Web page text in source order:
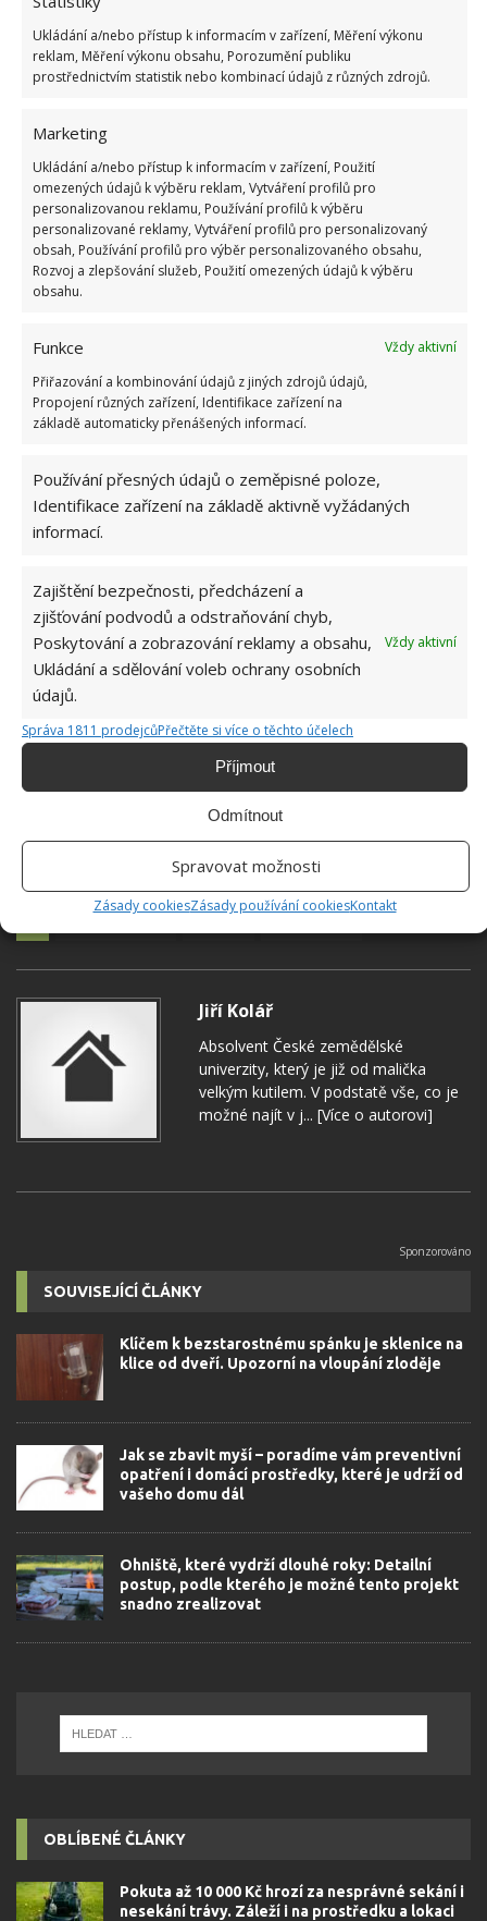
Ukládání a/nebo přístup k informacím v zařízení, Měření výkonu
reklam, Měření výkonu obsahu, Porozumění publiku
prostřednictvím statistik nebo kombinací údajů z různých zdrojů.
Marketing
Ukládání a/nebo přístup k informacím v zařízení, Použití
omezených údajů k výběru reklam, Vytváření profilů pro
personalizovanou reklamu, Používání profilů k výběru
personalizované reklamy, Vytváření profilů pro personalizovaný
obsah, Používání profilů pro výběr personalizovaného obsahu,
Rozvoj a zlepšování služeb, Použití omezených údajů k výběru
obsahu.
Funkce
Vždy aktivní
Přiřazování a kombinování údajů z jiných zdrojů údajů,
Propojení různých zařízení, Identifikace zařízení na
základě automaticky přenášených informací.
Používání přesných údajů o zeměpisné poloze,
Identifikace zařízení na základě aktivně vyžádaných
informací.
Zajištění bezpečnosti, předcházení a
zjišťování podvodů a odstraňování chyb,
Poskytování a zobrazování reklamy a obsahu,
Ukládání a sdělování voleb ochrany osobních
údajů.
Vždy aktivní
Správa 1811 prodejcůPřečtěte si více o těchto účelech
Příjmout
Odmítnout
Spravovat možnosti
Zásady cookiesZásady používání cookiesKontakt
vybírejte žárovky adekvátní konkrétnímu světlu a
nepoužívejte jich příliš.
Hned 3 z 5 úmrtí v rámci požáru nastanou v domech,
kde nefungují detektory. Je proto třeba je pravidelně
kontrolovat a testovat. Zkuste je pomocí tlačítka
aspoň jednou za měsíc. Současně vyměňte jakýkoli
detektor starší 10 let. Stejně taknezapomeňte
Ujistěte se také že detekce funguje v každém patře
domu a v každé ložnici. Více jak polovina požárů
totiž nastane mezi 23:00–7:00, tedy během noci.
Jiří Kolář
Absolvent České zemědělské
univerzity, který je již od malička
velkým kutilem. V podstatě vše, co je
možné najít v j... [Více o autorovi]
SOUVISEJÍCÍ ČLÁNKY
Klíčem k bezstarostnému spánku je sklenice na
klice od dveří. Upozorní na vloupání zloděje
Jak se zbavit myší – poradíme vám preventivní
opatření i domácí prostředky, které je udrží od
vašeho domu dál
Ohniště, které vydrží dlouhé roky: Detailní
postup, podle kterého je možné tento projekt
snadno zrealizovat
OBLÍBENÉ ČLÁNKY
Pokuta až 10 000 Kč hrozí za nesprávné sekání i
nesekání trávy. Záleží i na prostředku a lokaci